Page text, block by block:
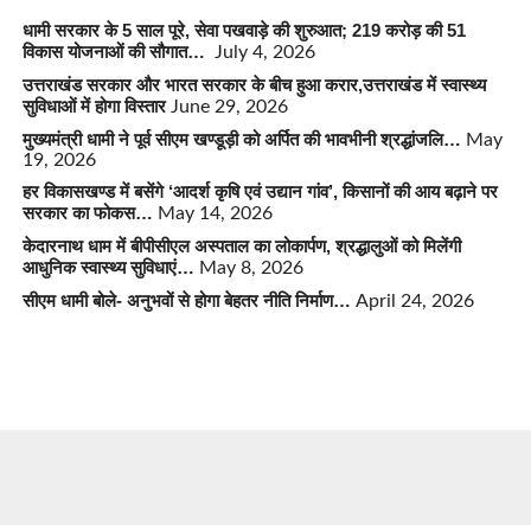
धामी सरकार के 5 साल पूरे, सेवा पखवाड़े की शुरुआत; 219 करोड़ की 51
विकास योजनाओं की सौगात…
July 4, 2026
उत्तराखंड सरकार और भारत सरकार के बीच हुआ करार,उत्तराखंड में स्वास्थ्य
सुविधाओं में होगा विस्तार June 29, 2026
मुख्यमंत्री धामी ने पूर्व सीएम खण्डूड़ी को अर्पित की भावभीनी श्रद्धांजलि… May
19, 2026
हर विकासखण्ड में बसेंगे ‘आदर्श कृषि एवं उद्यान गांव’, किसानों की आय बढ़ाने पर
सरकार का फोकस… May 14, 2026
केदारनाथ धाम में बीपीसीएल अस्पताल का लोकार्पण, श्रद्धालुओं को मिलेंगी
आधुनिक स्वास्थ्य सुविधाएं… May 8, 2026
सीएम धामी बोले- अनुभवों से होगा बेहतर नीति निर्माण… April 24, 2026